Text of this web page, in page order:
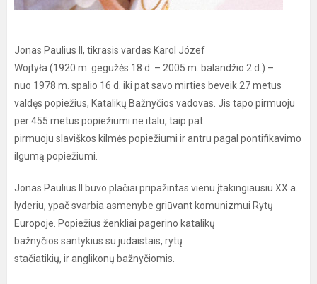
Jonas Paulius II, tikrasis vardas Karol Józef
Wojtyła (1920 m. gegužės 18 d. – 2005 m. balandžio 2 d.) –
nuo 1978 m. spalio 16 d. iki pat savo mirties beveik 27 metus
valdęs popiežius, Katalikų Bažnyčios vadovas. Jis tapo pirmuoju
per 455 metus popiežiumi ne italu, taip pat
pirmuoju slaviškos kilmės popiežiumi ir antru pagal pontifikavimo
ilgumą popiežiumi.
Jonas Paulius II buvo plačiai pripažintas vienu įtakingiausiu XX a.
lyderiu, ypač svarbia asmenybe griūvant komunizmui Rytų
Europoje. Popiežius ženkliai pagerino katalikų
bažnyčios santykius su judaistais, rytų
stačiatikių, ir anglikonų bažnyčiomis.